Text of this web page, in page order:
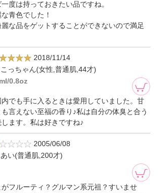
度は持っておきたい品ですね。
青色でした！
な品をゲットすることができないので満足
2018/11/14
っちゃん(女性,普通肌,44才)
0.8oz
でも手に入るときは愛用していました。甘
言えない至福の香り♪私は自分の体臭と合う
ます。私は好きですね♪
2005/06/08
い(普通肌,200才)
フルーティ？グルマン系元祖？すいませ